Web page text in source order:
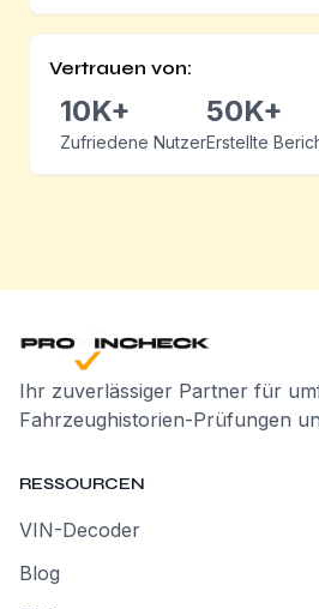
Vertrauen von:
10K+
Zufriedene Nutzer
50K+
Erstellte
Ihr zuverlässiger Partner für
Fahrzeughistorien-Prüfungen
RESSOURCEN
VIN-Decoder
Blog